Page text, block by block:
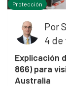
Protección
Por
4 de
Explicación
866) para
Australia